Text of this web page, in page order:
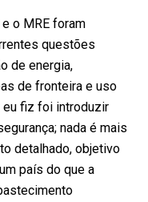
o MRE foram
questões
de energia,
de fronteira e uso
eu fiz foi introduzir
nada é mais
detalhado, objetivo
país do que a